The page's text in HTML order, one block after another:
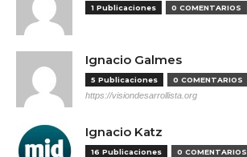
1 Publicaciones 0 COMENTARIOS
Ignacio Galmes
5 Publicaciones 0 COMENTARIOS
https://visiondesarrollista.org
Ignacio Katz
16 Publicaciones 0 COMENTARIOS